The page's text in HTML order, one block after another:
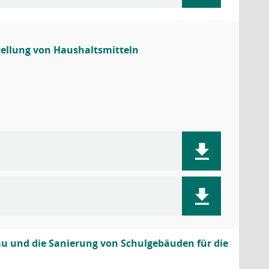
von Haushaltsmitteln
und die Sanierung von Schulgebäuden für die